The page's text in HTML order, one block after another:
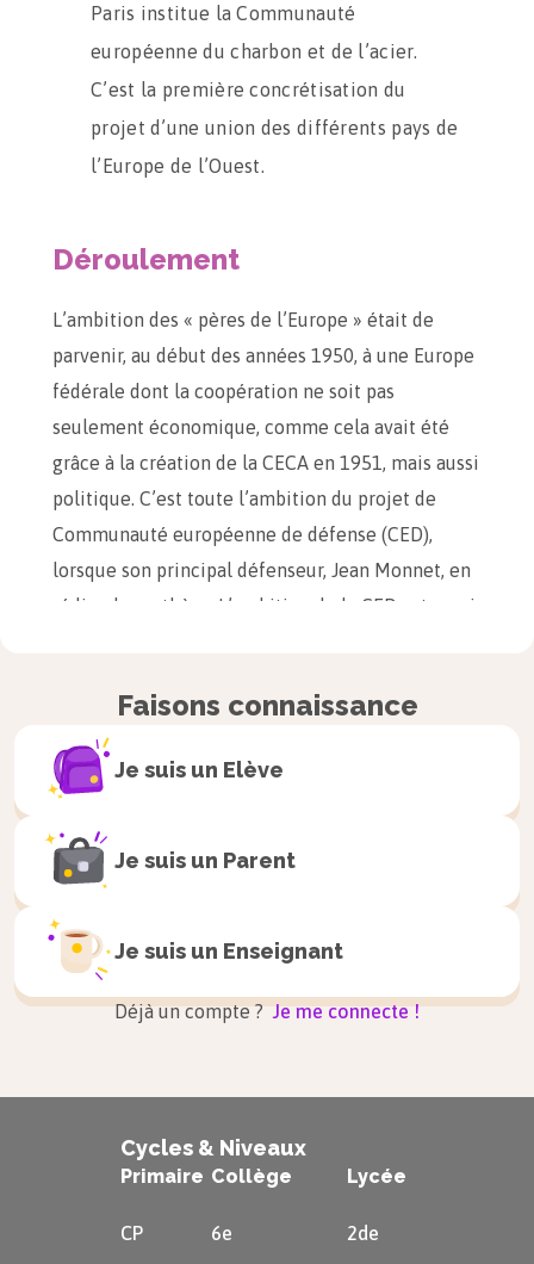
Paris institue la Communauté
européenne du charbon et de l’acier.
C’est la première concrétisation du
projet d’une union des différents pays de
l’Europe de l’Ouest.
Déroulement
L’ambition des « pères de l’Europe » était de
parvenir, au début des années 1950, à une Europe
fédérale dont la coopération ne soit pas
seulement économique, comme cela avait été
grâce à la création de la CECA en 1951, mais aussi
politique. C’est toute l’ambition du projet de
Communauté européenne de défense (CED),
lorsque son principal défenseur, Jean Monnet, en
rédige la synthèse. L’ambition de la CED est aussi
face aux pressions des Soviétiques sur des
terrains de conflits interposés comme en Corée
(guerre de 1950 à 1953). Le but est donc de
dépasser les problématiques nationales et
empêcher la propagation du communisme.
Le 27 mai 1952 est donc signé à Paris le traité
instituant la CED. Cependant, la situation
internationale évolue avant qu’il ne soit ratifié.
pacifique de Khrouchtchev atténue le danger de
français dans la Guerre d’Indochine en 1954 ne
nationale militaire. C’est dans ce contexte que
Faisons connaissance
Je suis un Elève
Je suis un Parent
Je suis un Enseignant
Déjà un compte ? Je me connecte !
Cycles & Niveaux
Primaire
CP
Collège
6e
Lycée
2de